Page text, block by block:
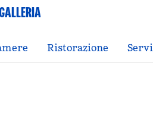
Ristorazione